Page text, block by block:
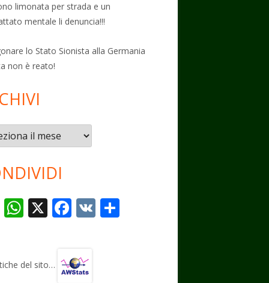
limonata per strada e un
mentale li denuncia!!!
lo Stato Sionista alla Germania
non è reato!
T
gr
W
s
X F
b
V
del sito…